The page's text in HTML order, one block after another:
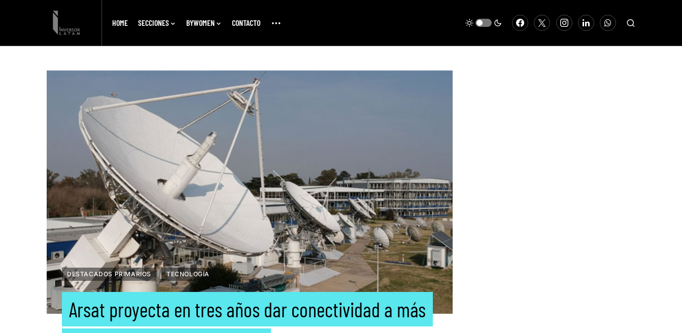
HOME SECCIONES BYWOMEN CONTACTO
DESTACADOS PRIMARIOS TECNOLOGÍA
Arsat proyecta en tres años dar conectividad a más